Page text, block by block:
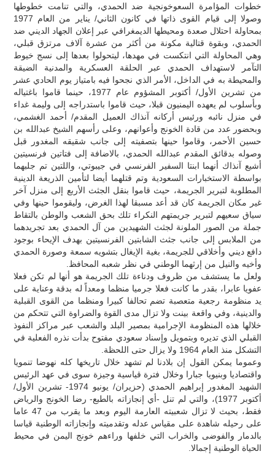
خطوات المؤامرة السعوخونجية ضد الحمدي، والتي تنامت خطوطها
وصولا إلى قيام القوى ذاتها في كانون الثاني/ يناير من العام 1977
بمحاولة احتلال صعدة ومحيطها الديمغرافي عبر إعلان الجهاد الديني ضد
الحمدي، وبقوة قتالية مكونة من أكثر من عشرة آلاف مرتزق قبلي،
وهي المحاولة التي انتكست في مهدها، ليتحولوا بعدها إلى نسج خيوط
التآمر لاستهداف الحمدي عبر الحلقة العسكرية والمدنية الضيقة
والمحيطة به في الداخل، الأمر الذي نجحوا فيه بامتياز يوم الحادي عشر
من تشرين الأول/ أكتوبر المشؤوم عام 1977، حينما قاموا باغتياله
وبأسلوب لم يعهده اليمنيون قبلا، حيث قاموا باستدراجه إلى وليمة غداء
في منزل نائبه ورئيس أركانه آنذاك العميل المقدم/ أحمد الغشمي،
وبحضور عدد من قادة الخونج وأعوانهم، وعلى رأسهم الشيخ عبدالله بن
حسين الأحمر، وقاموا حينها بتصفيته إلى جانب شقيقه المغدور قبل
وصوله بدقائق المقدم عبدالله الحمدي، بالاضافة إلى فتاتين فرنسيتين
أشيع آنذاك أنهما ابنتا السفير الفرنسي في جيبوتي، واللتين تم جلبهما
بواسطة الاستخبارات السعودية وتم قتلهما أيضا لتأمين الذريعة الدينية
المطلوبة لتبرير الجريمة، حيث قاموا بنقل الجثث الأربع إلى منزل آخر
غير مكان الجريمة كان قد أعد مسبقا لهذا الغرض، وليقوموا حينها وفي
سياق سعيهم لتبرير جريمتهم النكراء تلك بحق الشعب والوطن بالتقاط
جملة من الصور الملونة لجثث الشهيدين من آل الحمدي بعد تجريدهما
من الملابس إلى جانب جثث الشابتين الفرنسيتين بهدف الإيحاء بوجود
دافع ديني وأخلاقي للجريمة، بغية الإيغال بتشويه سمعة وصورة الحمدي
وأخيه والنيل من إرثهما الوطني في نظر شعبه المحافظ.
ولعل ما يستشف من ظروف ودناءة تلك الجريمة هو أنها لم تكن فعلا
عفويا عابرا، بقدر ما كانت فعلا جرميا منظما ومعداً له بدقة وعناية على
يد منظومة رجعية متعصبة تضم تحالفا كبيرا ومنظما من القوى القبلية
والدينية، وفي واقعة بينت ولا تزال مدى القوة والضراوة التي تتحكم من
خلالها هذه المنظومة الإجرامية بمصير البلد والشعب عبر مراكز النفوذ
القبلي الذي تديره وبتمويل وإسناد سعودي مفتوح بدأت نذره الفعلية في
التشكل منذ العام 1964 ولا يزال حتى اللحظة.
وعموما يمكن القول إن بلادنا لم تشهد خلال تاريخها كله نهوضا تنمويا
واقتصاديا وبنيويا جبارا وخلال فترة قياسية وجيزة سوى في عهد الرئيس
الشهيد المغدور إبراهيم الحمدي (حزيران/ يونيو 1974- تشرين الأول/
أكتوبر 1977)، والتي لم تنل -أي إنجازاته بالطبع- رضا الخونج والرياض
فقط، بحيث لا تزال شعبيته العارمة اليوم وبعد ما يقرب من 47 عاما
على رحيله شاهدة على مقياس عدله وتقدميته وإنجازاته الوطنية قياسا
بالدمار والفوضى والخراب التي خلفها وراءهم خونج اليمن في محيط
الحياة الوطنية إجمالا.